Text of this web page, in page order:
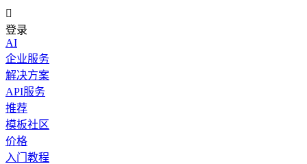

登录
AI
企业服务
解决方案
API服务
推荐
模板社区
价格
入门教程